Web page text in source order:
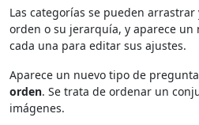
Las categorías se pueden
orden o su jerarquía, y aparece
cada una para editar sus ajustes.
Aparece un nuevo tipo de
orden. Se trata de ordenar un
imágenes.